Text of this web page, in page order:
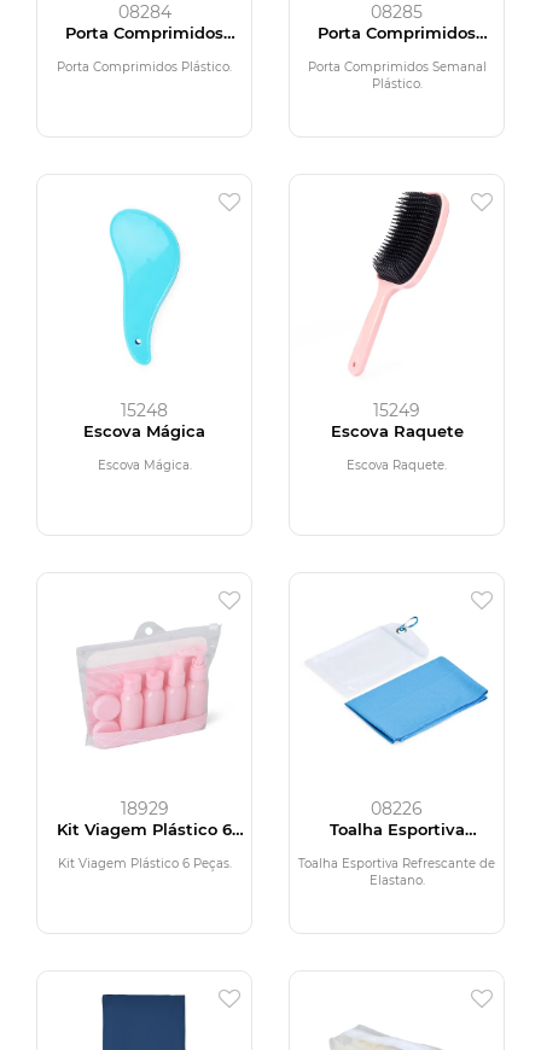
08284
Porta Comprimidos
Porta Comprimidos Plástico.
08285
Porta Comprimidos
Porta Comprimidos Semanal
Plástico.
15248
Escova Mágica
Escova Mágica.
15249
Escova Raquete
Escova Raquete.
18929
Kit Viagem Plástico 6
Kit Viagem Plástico 6 Peças.
08226
Toalha Esportiva
Toalha Esportiva Refrescante de
Elastano.